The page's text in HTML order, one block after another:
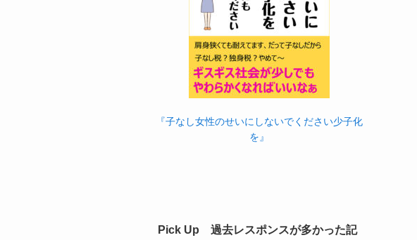
『子なし女性のせいにしないでください少子化
を』
Pick Up 過去レスポンスが多かった記